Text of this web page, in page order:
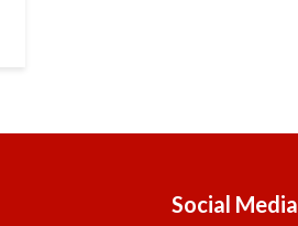
Social Media